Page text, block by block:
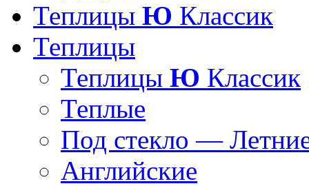
Теплицы Ю Классик
Теплицы
Теплицы Ю Классик
Теплые
Под стекло —
Английские